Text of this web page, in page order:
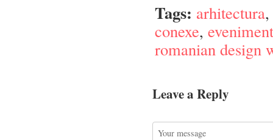
Tags: arhitectura,
conexe,
romanian design
Leave a Reply